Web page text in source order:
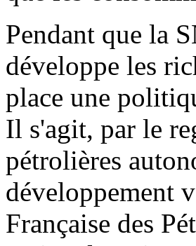
Pendant que la
développe les
place une
Il s'agit, par le
pétrolières
développement
Française des